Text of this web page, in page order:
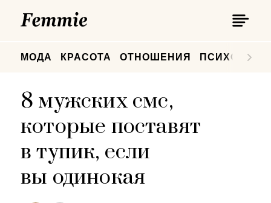
МОДА КРАСОТА ОТНОШЕНИЯ
8 мужских смс,
которые поставят
в тупик, если
вы одинокая